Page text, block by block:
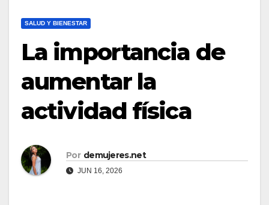
SALUD Y BIENESTAR
La importancia de
aumentar la
actividad física
Por demujeres.net
JUN 16, 2026